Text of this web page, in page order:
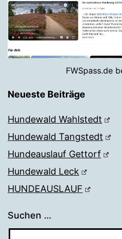
FWSpass.de
Neueste Beiträge
Hundewald Wahlstedt
Hundewald Tangstedt
Hundeauslauf Gettorf
Hundewald Leck
HUNDEAUSLAUF
Suchen …